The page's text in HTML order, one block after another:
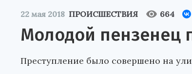
22 мая 2018 ПРОИСШЕСТВИЯ 664
Молодой пензенец
Преступление было совершено на